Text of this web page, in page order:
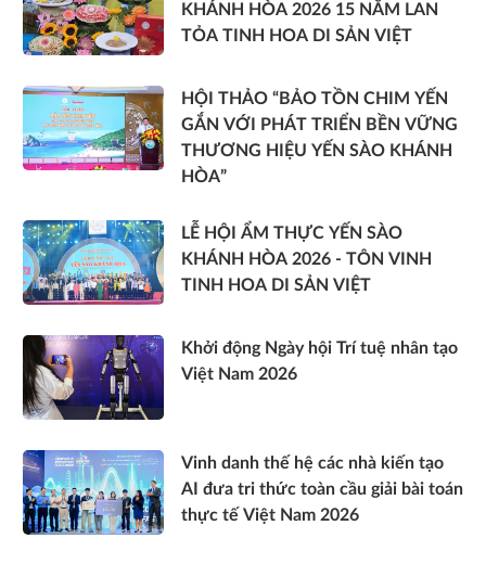
KHÁNH HÒA 2026 15 NĂM LAN
TỎA TINH HOA DI SẢN VIỆT
HỘI THẢO “BẢO TỒN CHIM YẾN
GẮN VỚI PHÁT TRIỂN BỀN VỮNG
THƯƠNG HIỆU YẾN SÀO KHÁNH
HÒA”
LỄ HỘI ẨM THỰC YẾN SÀO
KHÁNH HÒA 2026 - TÔN VINH
TINH HOA DI SẢN VIỆT
Khởi động Ngày hội Trí tuệ nhân tạo
Việt Nam 2026
Vinh danh thế hệ các nhà kiến tạo
AI đưa tri thức toàn cầu giải bài toán
thực tế Việt Nam 2026